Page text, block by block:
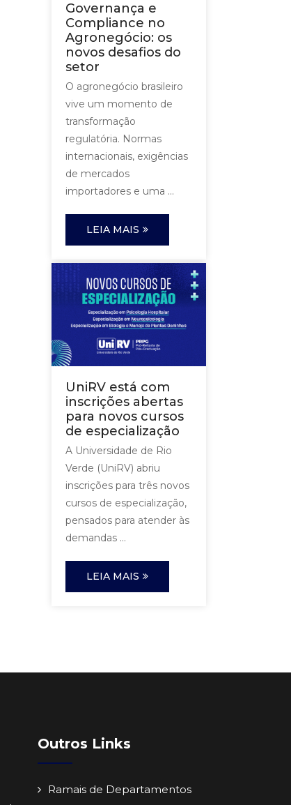
Governança e
Compliance no
Agronegócio: os
novos desafios do
setor
O agronegócio brasileiro
vive um momento de
transformação
regulatória. Normas
internacionais, exigências
de mercados
importadores e uma ...
LEIA MAIS
UniRV está com
inscrições abertas
para novos cursos
de especialização
A Universidade de Rio
Verde (UniRV) abriu
inscrições para três novos
cursos de especialização,
pensados para atender às
demandas ...
LEIA MAIS
Outros Links
Ramais de Departamentos